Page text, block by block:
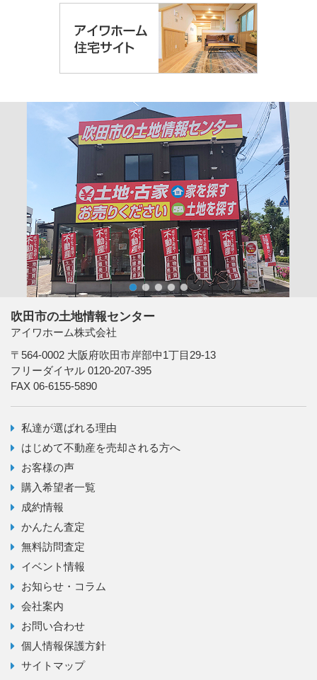
2 3 4 5
吹田市の土地情報センター
アイワホーム株式会社
〒564-0002 大阪府吹田市岸部中1丁目29-13
フリーダイヤル 0120-207-395
FAX 06-6155-5890
私達が選ばれる理由
はじめて不動産を売却される方へ
お客様の声
購入希望者一覧
成約情報
かんたん査定
無料訪問査定
イベント情報
お知らせ・コラム
会社案内
お問い合わせ
個人情報保護方針
サイトマップ